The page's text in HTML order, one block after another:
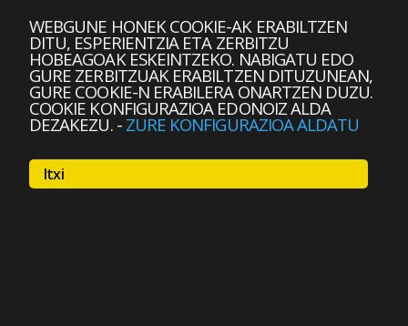
WEBGUNE HONEK COOKIE-AK ERABILTZEN
DITU, ESPERIENTZIA ETA ZERBITZU
HOBEAGOAK ESKEINTZEKO. NABIGATU EDO
GURE ZERBITZUAK ERABILTZEN DITUZUNEAN,
GURE COOKIE-N ERABILERA ONARTZEN DUZU.
COOKIE KONFIGURAZIOA EDONOIZ ALDA
DEZAKEZU.- ZURE KONFIGURAZIOA ALDATU
Itxi